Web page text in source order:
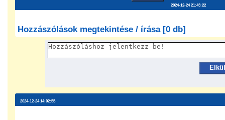
2024-12-24 21:43:22
Hozzászólások megtekintése / írása [0 db]
2024-12-24 14:02:55